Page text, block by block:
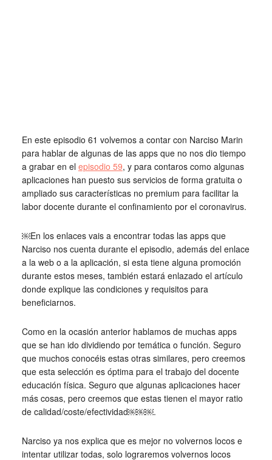
En este episodio 61 volvemos a contar con Narciso Marin
para hablar de algunas de las apps que no nos dio tiempo
a grabar en el episodio 59, y para contaros como algunas
aplicaciones han puesto sus servicios de forma gratuita o
ampliado sus características no premium para facilitar la
labor docente durante el confinamiento por el coronavirus.
￼En los enlaces vais a encontrar todas las apps que
Narciso nos cuenta durante el episodio, además del enlace
a la web o a la aplicación, si esta tiene alguna promoción
durante estos meses, también estará enlazado el artículo
donde explique las condiciones y requisitos para
beneficiarnos.
Como en la ocasión anterior hablamos de muchas apps
que se han ido dividiendo por temática o función. Seguro
que muchos conocéis estas otras similares, pero creemos
que esta selección es óptima para el trabajo del docente
educación física. Seguro que algunas aplicaciones hacer
más cosas, pero creemos que estas tienen el mayor ratio
de calidad/coste/efectividad￼￼￼.
Narciso ya nos explica que es mejor no volvernos locos e
intentar utilizar todas, solo lograremos volvernos locos